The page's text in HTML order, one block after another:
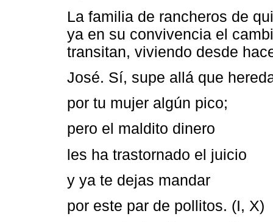
La familia de rancheros de
ya en su convivencia el
transitan, viviendo desde
José. Sí, supe allá que
por tu mujer algún pico;
pero el maldito dinero
les ha trastornado el juicio
y ya te dejas mandar
por este par de pollitos. (I, X)